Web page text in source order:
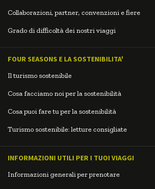
Collaborazioni, partner, convenzioni e fiere
Grado di difficoltà dei nostri viaggi
FOUR SEASONS E LA SOSTENIBILITA'
Il turismo sostenibile
Cosa facciamo noi per la sostenibilità
Cosa puoi fare tu per la sostenibilità
Turismo sostenibile: letture consigliate
INFORMAZIONI UTILI PER I TUOI VIAGGI
Informazioni generali per prenotare